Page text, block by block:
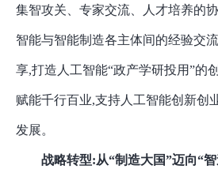
集智攻关、专家交流、人才培养的
智能与智能制造各主体间的经验交
享,打造人工智能“政产学研投用”的
赋能千行百业,支持人工智能创新创
发展。
战略转型:从“制造大国”迈向“